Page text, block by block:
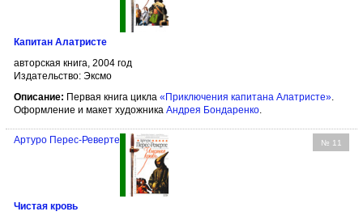
Капитан Алатристе
авторская книга, 2004 год
Издательство: Эксмо
Описание: Первая книга цикла «Приключения капитана Алатристе».
Оформление и макет художника Андрея Бондаренко.
№ 11
Артуро Перес-Реверте
Чистая кровь